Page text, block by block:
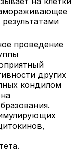
проведение
других
кондилом